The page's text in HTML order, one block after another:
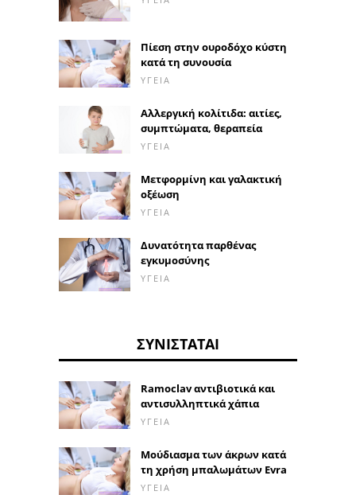
Πίεση στην ουροδόχο κύστη
κατά τη συνουσία
ΥΓΕΊΑ
Αλλεργική κολίτιδα: αιτίες,
συμπτώματα, θεραπεία
ΥΓΕΊΑ
Μετφορμίνη και γαλακτική
οξέωση
ΥΓΕΊΑ
Δυνατότητα παρθένας
εγκυμοσύνης
ΥΓΕΊΑ
ΣΥΝΙΣΤΆΤΑΙ
Ramoclav αντιβιοτικά και
αντισυλληπτικά χάπια
ΥΓΕΊΑ
Μούδιασμα των άκρων κατά
τη χρήση μπαλωμάτων Evra
ΥΓΕΊΑ